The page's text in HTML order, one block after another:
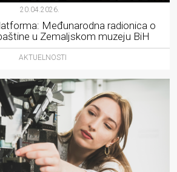
20.04.2026.
Međunarodna radionica o
u Zemaljskom muzeju BiH
AKTUELNOSTI